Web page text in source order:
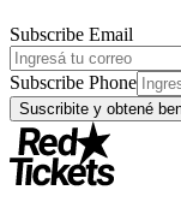
Subscribe Email
Subscribe Phone